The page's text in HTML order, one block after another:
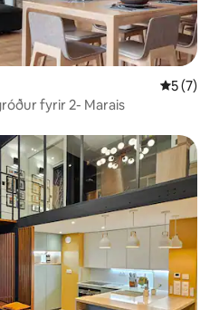
5 af 5 í
5 (7)
fyrir 2- Marais